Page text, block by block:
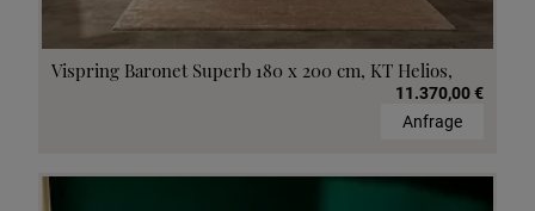
Vispring Baronet Superb 180 x 200 cm, KT Helios,
11.370,00 €
Anfrage